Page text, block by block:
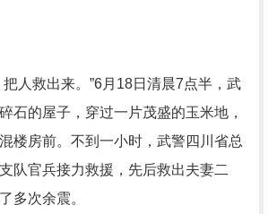
人救出来。”6月18日清晨7点半，武
石的屋子，穿过一片茂盛的玉米地，
楼房前。不到一小时，武警四川省总
队官兵接力救援，先后救出夫妻二
多次余震。